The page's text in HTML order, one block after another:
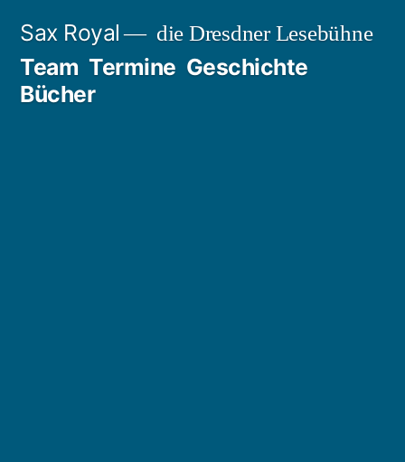
springen
Sax Royal die Dresdner Lesebühne
Team Termine Geschichte
Bücher